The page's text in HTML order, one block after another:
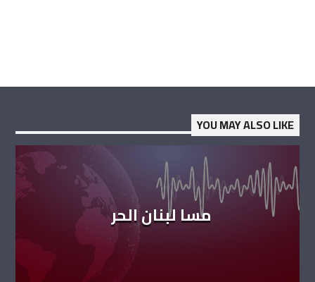
YOU MAY ALSO LIKE
مسا لبنان الحر